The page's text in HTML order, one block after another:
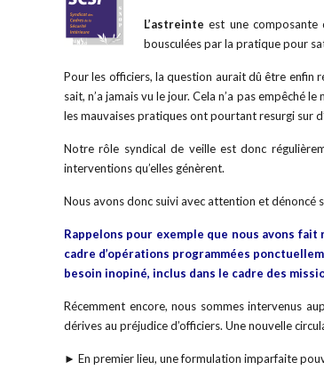
L’astreinte est une composante
bousculées par la pratique pour
Pour les officiers, la question aurait dû être enfin
sait, n’a jamais vu le jour. Cela n’a pas empêché
les mauvaises pratiques ont pourtant resurgi sur
Notre rôle syndical de veille est donc
interventions qu’elles génèrent.
Nous avons donc suivi avec attention et dénoncé
Rappelons pour exemple que nous avons fait
cadre d’opérations programmées
besoin inopiné, inclus dans le cadre des
Récemment encore, nous sommes intervenus
dérives au préjudice d’officiers. Une nouvelle
► En premier lieu, une formulation imparfaite